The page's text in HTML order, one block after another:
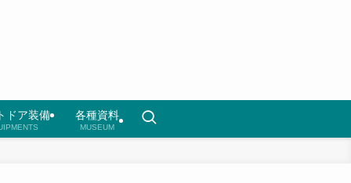
ドア装備 各種資料
MUSEUM